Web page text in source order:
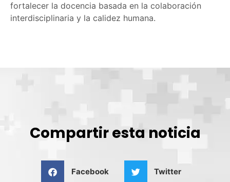
fortalecer la docencia basada en la colaboración
interdisciplinaria y la calidez humana.
Compartir esta noticia
Facebook Twitter